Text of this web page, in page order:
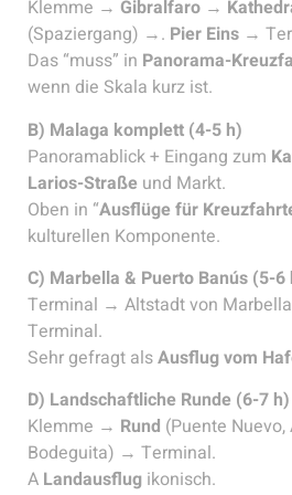
Klemme → Gibralfaro →
(Spaziergang) →. Pier Eins →
Das “muss” in Panorama-
wenn die Skala kurz ist.
B) Malaga komplett (4-5 h)
Panoramablick + Eingang zum
Larios-Straße und Markt.
Oben in “Ausflüge für
kulturellen Komponente.
C) Marbella & Puerto Banús (5-6
Terminal → Altstadt von Marbella
Terminal.
Sehr gefragt alsAusflug vom
D) Landschaftliche Runde (6-7 h)
Klemme → Rund (Puente
Bodeguita) → Terminal.
A Landausflug ikonisch.